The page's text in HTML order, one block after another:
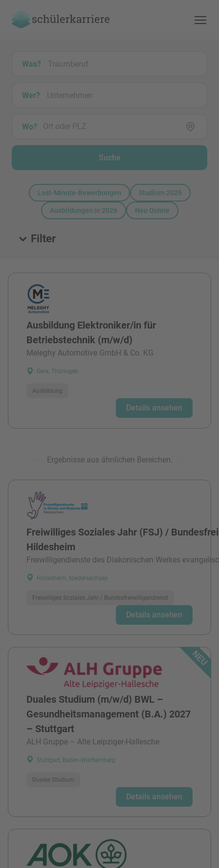
Was?
Wer?
Wo?
Suche
Last-Minute-Bewerbungen Studium 2026
Ausbildungen in 2026 Neu Online
Filter
Alle Stellen
Ausbildung Elektroniker/in für
Betriebstechnik (m/w/d)
Meleghy Automotive GmbH & Co. KG
Gera, Thüringen
Ausbildung
Details ansehen
Ergebnisse aus ähnlichen Bereichen:
Freiwilliges Soziales Jahr (FSJ) /
Hildesheim
Freiwilligendienste des Diakonischen Werkes
Hildesheim, Niedersachsen
Freiwilliges Soziales Jahr / Bundesfreiwilligendienst
Details ansehen
Duales Studium (m/w/d) BWL –
Gesundheitsmanagement (B.A.) 2027
– Stuttgart
ALH Gruppe – Alte Leipziger-Hallesche
Stuttgart, Baden-Württemberg
Duales Studium
Details ansehen